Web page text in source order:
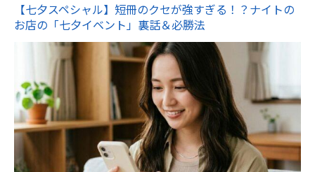
【七夕スペシャル】短冊のクセが強すぎる！？ナイトの
お店の「七夕イベント」裏話＆必勝法